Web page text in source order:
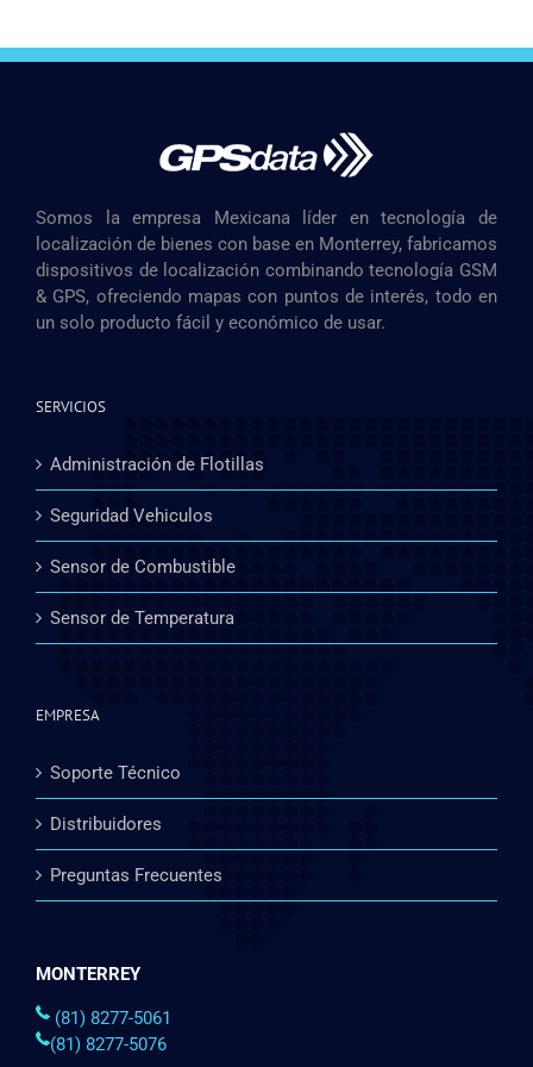
Somos la empresa Mexicana líder en tecnología de
localización de bienes con base en Monterrey, fabricamos
dispositivos de localización combinando tecnología GSM
& GPS, ofreciendo mapas con puntos de interés, todo en
un solo producto fácil y económico de usar.
SERVICIOS
Administración de Flotillas
Seguridad Vehiculos
Sensor de Combustible
Sensor de Temperatura
EMPRESA
Soporte Técnico
Distribuidores
Preguntas Frecuentes
MONTERREY
(81) 8277-5061
(81) 8277-5076